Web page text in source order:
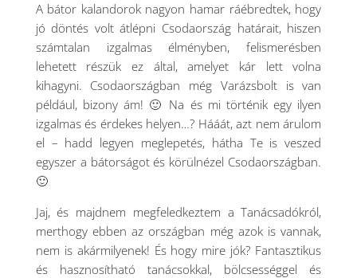
A bátor kalandorok nagyon hamar ráébredtek, hogy
jó döntés volt átlépni Csodaország határait, hiszen
számtalan izgalmas élményben, felismerésben
lehetett részük ez által, amelyet kár lett volna
kihagyni. Csodaországban még Varázsbolt is van
például, bizony ám! 🙂 Na és mi történik egy ilyen
izgalmas és érdekes helyen…? Hááát, azt nem árulom
el – hadd legyen meglepetés, hátha Te is veszed
egyszer a bátorságot és körülnézel Csodaországban.
🙂
Jaj, és majdnem megfeledkeztem a Tanácsadókról,
merthogy ebben az országban még azok is vannak,
nem is akármilyenek! És hogy mire jók? Fantasztikus
és hasznosítható tanácsokkal, bölcsességgel és